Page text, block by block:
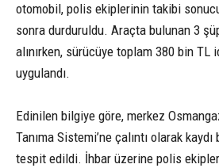
otomobil, polis ekiplerinin takibi
sonra durduruldu. Araçta bulunan 3
alınırken, sürücüye toplam 380 bin TL
uygulandı.
Edinilen bilgiye göre, merkez
Tanıma Sistemi’ne çalıntı olarak
tespit edildi. İhbar üzerine polis